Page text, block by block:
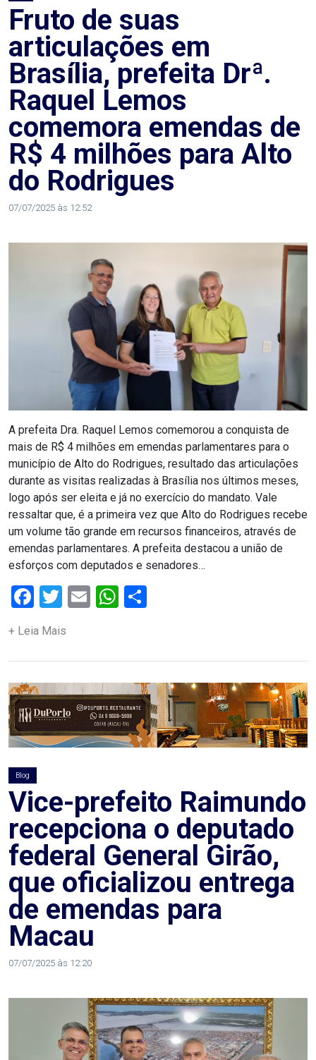
DE
GUAMARÉ
CÂMARA
DE
MACAU
CÂMARA
DE
NATAL
FEDERAL
CÂMARA
MUNICIPAL
MACAU
CAMPEONATO
DE
BLOCOS
CAPACITAÇÃO
CARNAUBAIS
CARNAVAL
CARNAVAL
DE
MACAU
CARNAVAL
DO
RN
CICLISMO
COMPETIÇÃO
COMPROMISSO
CONFERÊNCIA
DE
CONQUISTA
COPA
Fruto de suas
articulações em
Brasília, prefeita Drª.
Raquel Lemos
comemora emendas de
R$ 4 milhões para Alto
do Rodrigues
07/07/2025 às 12:52
A prefeita Dra. Raquel Lemos comemorou a conquista de
mais de R$ 4 milhões em emendas parlamentares para o
município de Alto do Rodrigues, resultado das articulações
durante as visitas realizadas à Brasília nos últimos meses,
logo após ser eleita e já no exercício do mandato. Vale
ressaltar que, é a primeira vez que Alto do Rodrigues recebe
um volume tão grande em recursos financeiros, através de
emendas parlamentares. A prefeita destacou a união de
esforços com deputados e senadores…
Facebook
Twitter
EmailWhatsApp
+ Leia Mais
Blog
Vice-prefeito Raimundo
recepciona o deputado
federal General Girão,
que oficializou entrega
de emendas para
Macau
07/07/2025 às 12:20